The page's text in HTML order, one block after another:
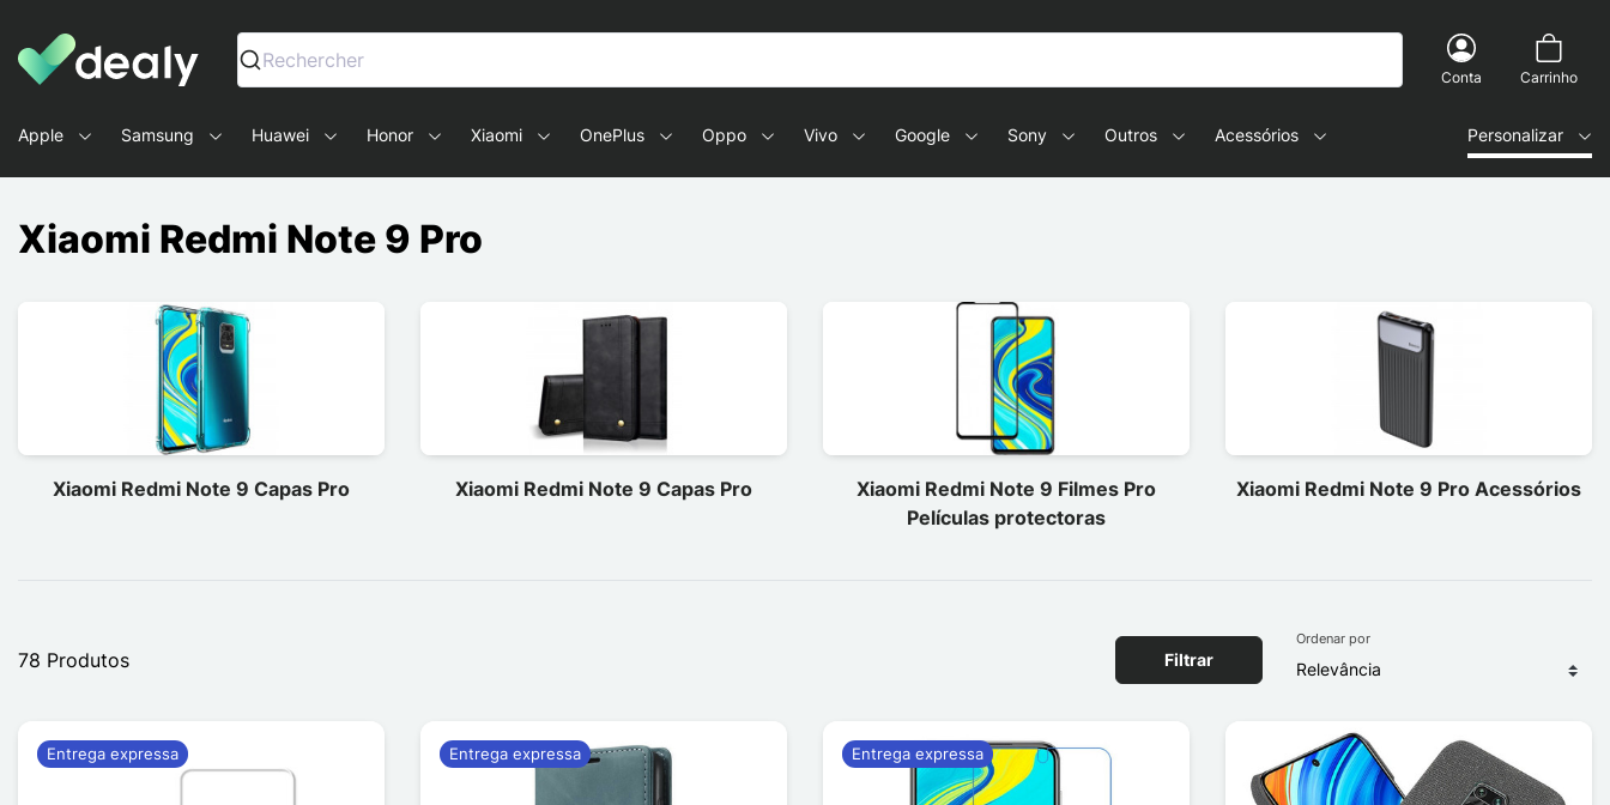
Dealy - Capas e acessórios para smartphones e tablets
Rechercher
Conta Carrinho
Apple Samsung Huawei Honor Xiaomi OnePlus Oppo Vivo Google Sony Outros Acessórios Personalizar
Xiaomi Redmi Note 9 Pro
Xiaomi Redmi Note 9 Capas Pro Xiaomi Redmi Note 9 Capas Pro
Xiaomi Redmi Note 9 Filmes Pro
Películas protectoras
Xiaomi Redmi Note 9 Pro Acessórios
78 Produtos Filtrar
Ordenar por
Entrega expressa Entrega expressa Entrega expressa